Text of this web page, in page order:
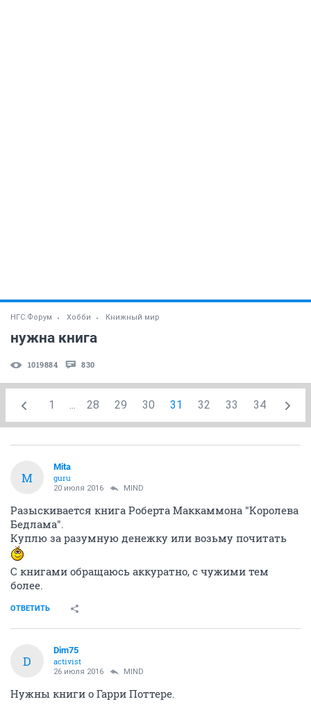
НГС.Форум Хобби Книжный мир
нужна книга
1019884 830
1 ... 28 29 30 31 32 33 34
M
Mita
guru
20 июля 2016 MIND
Разыскивается книга Роберта Маккаммона "Королева
Бедлама".
Куплю за разумную денежку или возьму почитать
С книгами обращаюсь аккуратно, с чужими тем
более.
ОТВЕТИТЬ
D
Dim75
activist
26 июля 2016 MIND
Нужны книги о Гарри Поттере.